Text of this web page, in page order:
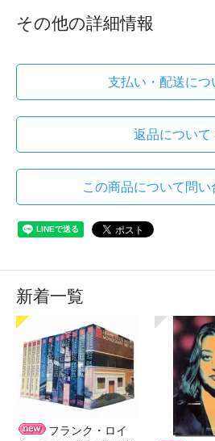
その他の詳細情報
支払い・配送につ
返品について
この商品について問い
新着一覧
フランク・ロイ